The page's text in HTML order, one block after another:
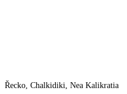
Řecko, Chalkidiki, Nea Kalikratia